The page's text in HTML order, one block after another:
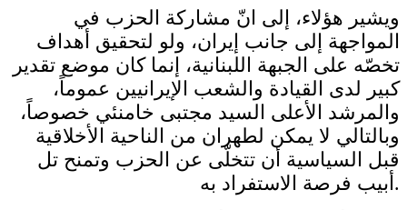
ويشير هؤلاء، إلى انّ مشاركة الحزب في
المواجهة إلى جانب إيران، ولو لتحقيق أهداف
تخصّه على الجبهة اللبنانية، إنما كان موضع تقدير
كبير لدى القيادة والشعب الإيرانيين عموماً،
والمرشد الأعلى السيد مجتبى خامنئي خصوصاً،
وبالتالي لا يمكن لطهران من الناحية الأخلاقية
قبل السياسية أن تتخلّى عن الحزب وتمنح تل
أبيب فرصة الاستفراد به.